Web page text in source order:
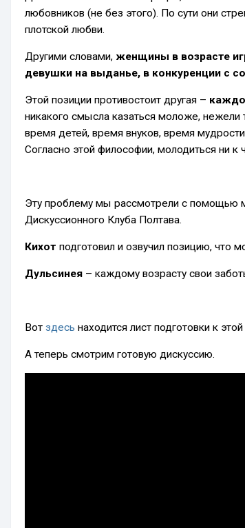
любовников (не без этого). По сути они
плотской любви.
Другими словами, женщины в возрасте
девушки на выданье, в конкуренции с
Этой позиции противостоит другая –
никакого смысла казаться моложе, нежели
время детей, время внуков, время
Согласно этой философии, молодиться ни к
Эту проблему мы рассмотрели с помощью
Дискуссионного Клуба Полтава.
Кихот подготовил и озвучил позицию, что
Дульсинея – каждому возрасту свои
Вот здесь находится лист подготовки к
А теперь смотрим готовую дискуссию.